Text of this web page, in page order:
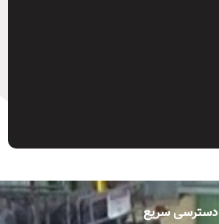
دسترسی سریع